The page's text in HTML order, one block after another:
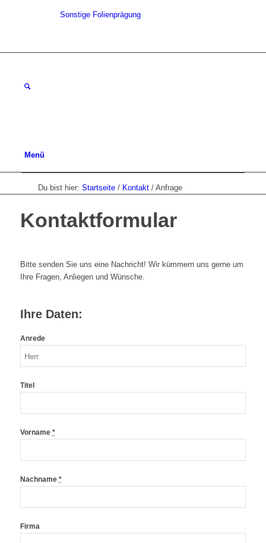
Sonstige Folienprägung
Menü
Du bist hier: Startseite / Kontakt / Anfrage
Kontaktformular
Bitte senden Sie uns eine Nachricht! Wir kümmern uns gerne um
Ihre Fragen, Anliegen und Wünsche.
Ihre Daten:
Anrede
Titel
Vorname *
Nachname *
Firma